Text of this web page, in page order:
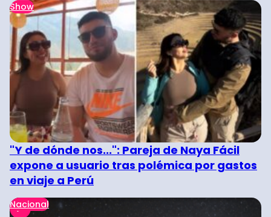
Show
"Y de dónde nos...": Pareja de Naya Fácil
expone a usuario tras polémica por gastos
en viaje a Perú
Nacional